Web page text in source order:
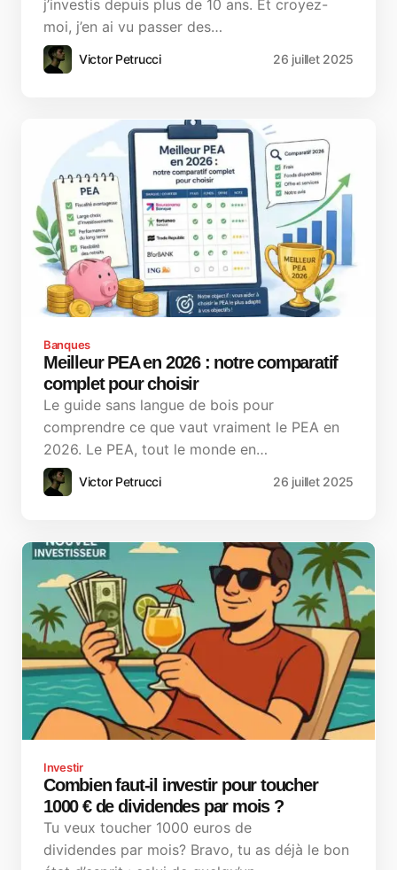
j’investis depuis plus de 10 ans. Et croyez-
moi, j’en ai vu passer des…
Victor Petrucci 26 juillet 2025
Banques
Meilleur PEA en 2026 : notre comparatif
complet pour choisir
Le guide sans langue de bois pour
comprendre ce que vaut vraiment le PEA en
2026. Le PEA, tout le monde en…
Victor Petrucci 26 juillet 2025
Investir
Combien faut-il investir pour toucher
1000 € de dividendes par mois ?
Tu veux toucher 1000 euros de
dividendes par mois? Bravo, tu as déjà le bon